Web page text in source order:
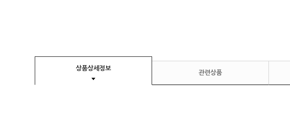
상품상세정보
관련상품